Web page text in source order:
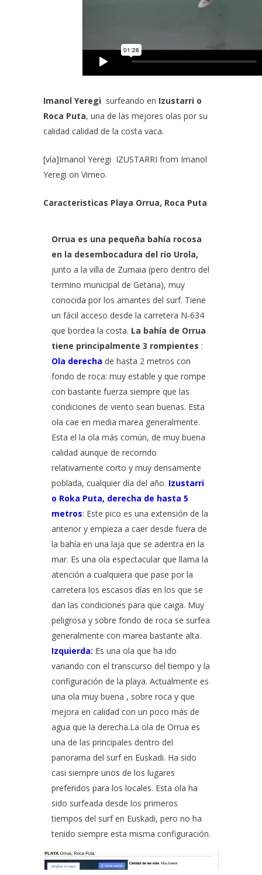
Imanol Yeregi surfeando en Izustarri o
Roca Puta, una de las mejores olas por su
calidad calidad de la costa vaca.
[vía]Imanol Yeregi IZUSTARRI from Imanol
Yeregi on Vimeo.
Caracteristicas Playa Orrua, Roca Puta
Orrua es una pequeña bahía rocosa
en la desembocadura del rio Urola,
junto a la villa de Zumaia (pero dentro del
termino municipal de Getaria), muy
conocida por los amantes del surf. Tiene
un fácil acceso desde la carretera N-634
que bordea la costa. La bahía de Orrua
tiene principalmente 3 rompientes :
Ola derecha de hasta 2 metros con
fondo de roca: muy estable y que rompe
con bastante fuerza siempre que las
condiciones de viento sean buenas. Esta
ola cae en media marea generalmente.
Esta el la ola más común, de muy buena
calidad aunque de recorrido
relativamente corto y muy densamente
poblada, cualquier día del año. Izustarri
o Roka Puta, derecha de hasta 5
metros: Este pico es una extensión de la
anterior y empieza a caer desde fuera de
la bahía en una laja que se adentra en la
mar. Es una ola espectacular que llama la
atención a cualquiera que pase por la
carretera los escasos días en los que se
dan las condiciones para que caiga. Muy
peligrosa y sobre fondo de roca se surfea
generalmente con marea bastante alta.
Izquierda: Es una ola que ha ido
variando con el transcurso del tiempo y la
configuración de la playa. Actualmente es
una ola muy buena , sobre roca y que
mejora en calidad con un poco más de
agua que la derecha.La ola de Orrua es
una de las principales dentro del
panorama del surf en Euskadi. Ha sido
casi siempre unos de los lugares
preferidos para los locales. Esta ola ha
sido surfeada desde los primeros
tiempos del surf en Euskadi, pero no ha
tenido siempre esta misma configuración.